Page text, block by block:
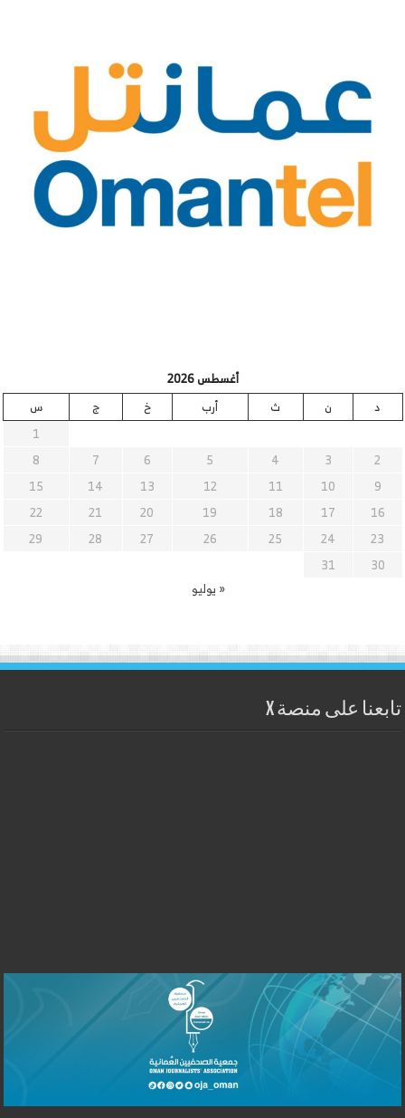
أغسطس 2026
د
ن ث أرب خ ج
س
1
2
3
4
5
6
7
8
9
10
11
12
13
14
15
16
17
18
19
20
21
22
23
24
25
26
27
28
29
30
31
« يوليو
تابعنا على منصة X